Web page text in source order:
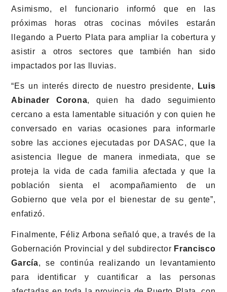
Asimismo, el funcionario informó que en las
próximas horas otras cocinas móviles estarán
llegando a Puerto Plata para ampliar la cobertura y
asistir a otros sectores que también han sido
impactados por las lluvias.
“Es un interés directo de nuestro presidente,
Luis
Abinader Corona, quien ha dado seguimiento
cercano a esta lamentable situación y con quien he
conversado en varias ocasiones para informarle
sobre las acciones ejecutadas por DASAC, que la
asistencia llegue de manera inmediata, que se
proteja la vida de cada familia afectada y que la
población sienta el acompañamiento de un
Gobierno que vela por el bienestar de su gente”,
enfatizó.
Finalmente, Féliz Arbona señaló que, a través de la
Gobernación Provincial y del subdirector Francisco
García, se continúa realizando un levantamiento
para identificar y cuantificar a las personas